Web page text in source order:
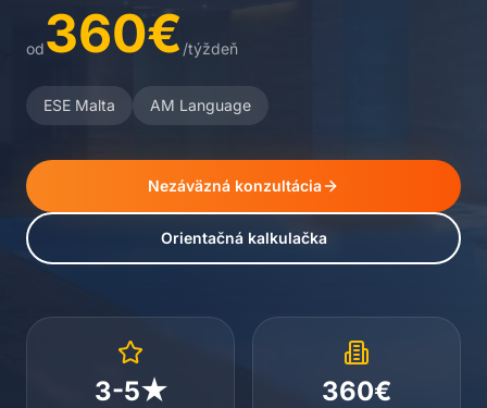
od360€ /týždeň
ESE Malta AM Language
Nezáväzná konzultácia
Orientačná kalkulačka
3-5★ 360€